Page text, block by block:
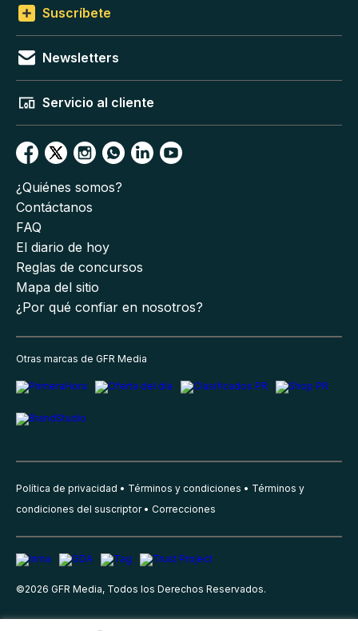
Suscríbete
Newsletters
Servicio al cliente
¿Quiénes somos?
Contáctanos
FAQ
El diario de hoy
Reglas de concursos
Mapa del sitio
¿Por qué confiar en nosotros?
Otras marcas de GFR Media
Política de privacidad Términos y condiciones
Términos y
condiciones del suscriptor
Correcciones
©2026 GFR Media, Todos los Derechos Reservados.